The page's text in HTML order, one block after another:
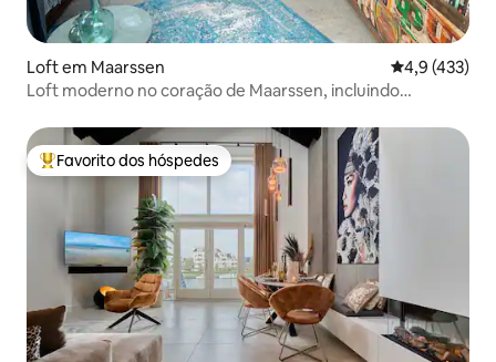
Loft em Maarssen Classificação
4,9 (433)
Loft moderno no coração de Maarssen, incluindo
Favoritos dos hóspedes mais apreciados
Favorito dos hóspedes